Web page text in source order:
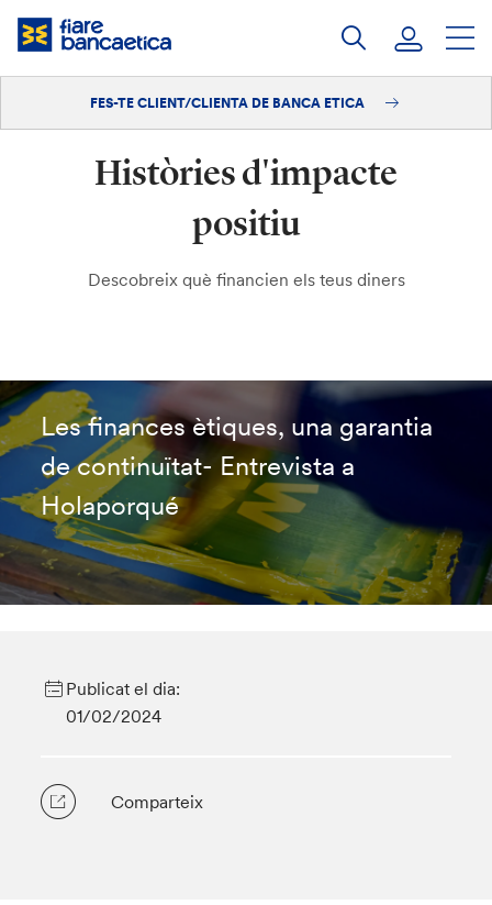
Salta
Iniciar sessió
Fes-te'n client/clienta
FES-TE CLIENT/CLIENTA DE BANCA ETICA
Històries d'impacte
positiu
Descobreix què financien els teus diners
Les finances ètiques, una garantia
de continuïtat- Entrevista a
Holaporqué
Publicat el dia:
01/02/2024
Comparteix